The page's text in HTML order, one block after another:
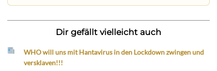
Dir gefällt vielleicht auch
WHO will uns mit Hantavirus in den Lockdown zwingen und
versklaven!!!